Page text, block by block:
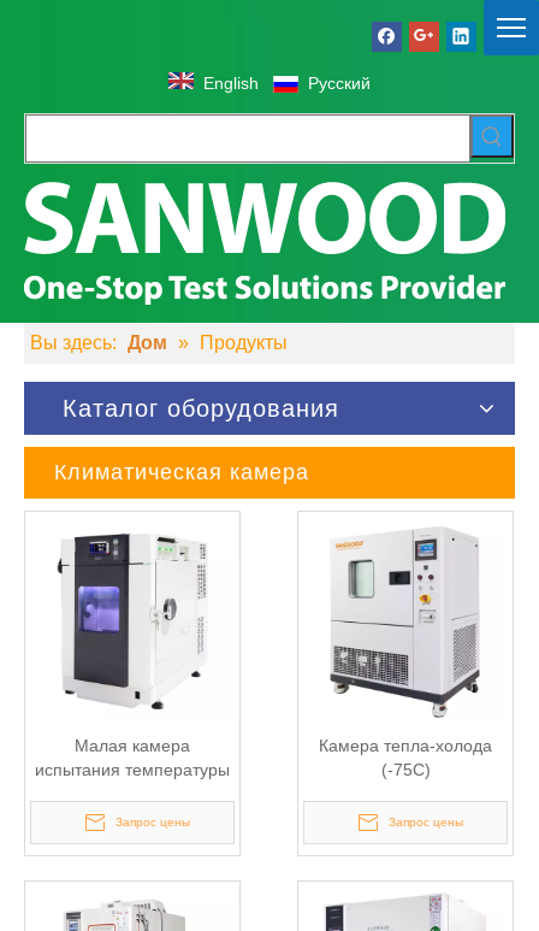
English Pусский
Вы здесь: Дом » Продукты
Каталог оборудования
Климатическая камера
Малая камера
испытания температуры
Запрос цены
Камера тепла-холода
(-75С)
Запрос цены